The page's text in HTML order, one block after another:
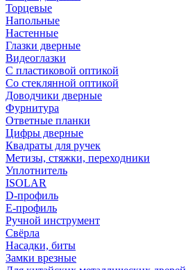
Торцевые
Напольные
Настенные
Глазки дверные
Видеоглазки
С пластиковой оптикой
Со стеклянной оптикой
Доводчики дверные
Фурнитура
Ответные планки
Цифры дверные
Квадраты для ручек
Метизы, стяжки, переходники
Уплотнитель
ISOLAR
D-профиль
Е-профиль
Ручной инструмент
Свёрла
Насадки, биты
Замки врезные